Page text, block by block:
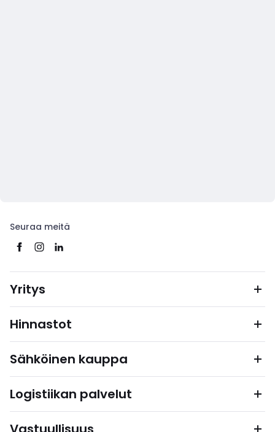
Seuraa meitä
Yritys
Hinnastot
Sähköinen kauppa
Logistiikan palvelut